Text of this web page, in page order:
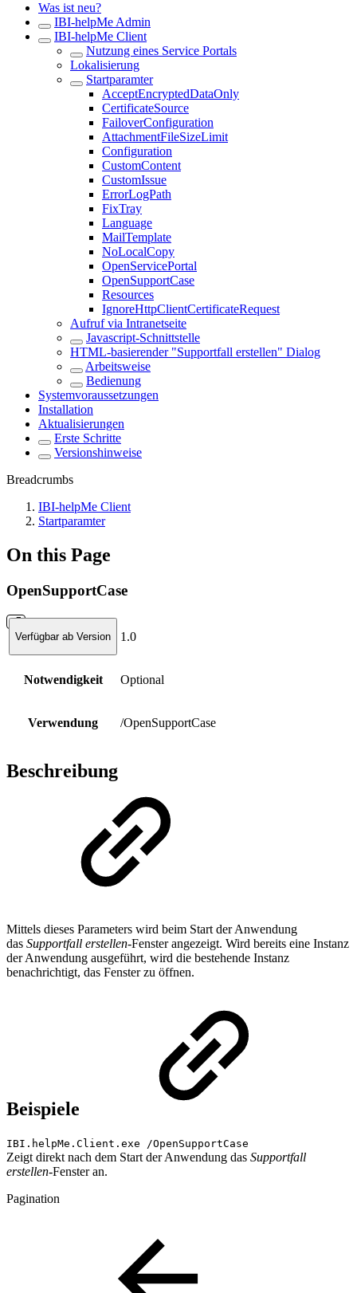
Was ist neu?
IBI-helpMe Admin
IBI-helpMe Client
Nutzung eines Service Portals
Lokalisierung
Startparamter
AcceptEncryptedDataOnly
CertificateSource
FailoverConfiguration
AttachmentFileSizeLimit
Configuration
CustomContent
CustomIssue
ErrorLogPath
FixTray
Language
MailTemplate
NoLocalCopy
OpenServicePortal
OpenSupportCase
Resources
IgnoreHttpClientCertificateRequest
Aufruf via Intranetseite
Javascript-Schnittstelle
HTML-basierender "Supportfall erstellen" Dialog
Arbeitsweise
Bedienung
Systemvoraussetzungen
Installation
Aktualisierungen
Erste Schritte
Versionshinweise
Breadcrumbs
IBI-helpMe Client
Startparamter
On this Page
OpenSupportCase
Verfügbar ab Version 1.0
Notwendigkeit Optional
Verwendung /OpenSupportCase
Beschreibung
Mittels dieses Parameters wird beim Start der Anwendung
das Supportfall erstellen-Fenster angezeigt. Wird bereits eine Instanz
der Anwendung ausgeführt, wird die bestehende Instanz
benachrichtigt, das Fenster zu öffnen.
Beispiele
IBI.helpMe.Client.exe /OpenSupportCase
Zeigt direkt nach dem Start der Anwendung das Supportfall
erstellen-Fenster an.
Pagination